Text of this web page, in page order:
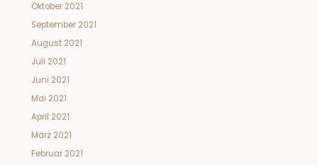
Oktober 2021
September 2021
August 2021
Juli 2021
Juni 2021
Mai 2021
April 2021
März 2021
Februar 2021